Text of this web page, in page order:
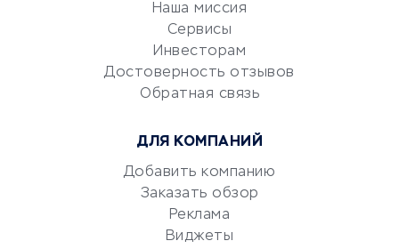
документооборот
Юридические компании
Аудиторские компании
Бухгалтерия онлайн
Наша миссия
Сервисы
Инвесторам
Достоверность отзывов
Обратная связь
ДЛЯ КОМПАНИЙ
Добавить компанию
Заказать обзор
Реклама
Виджеты